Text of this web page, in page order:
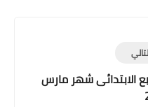
الابتدائى شهر مارس